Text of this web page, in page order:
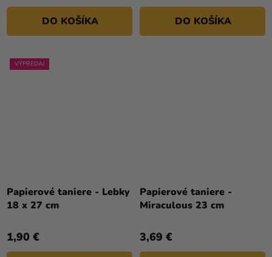
DO KOŠÍKA DO KOŠÍKA
VÝPREDAJ
Papierové taniere - Lebky
18 x 27 cm
1,90 €
Papierové taniere -
Miraculous 23 cm
3,69 €